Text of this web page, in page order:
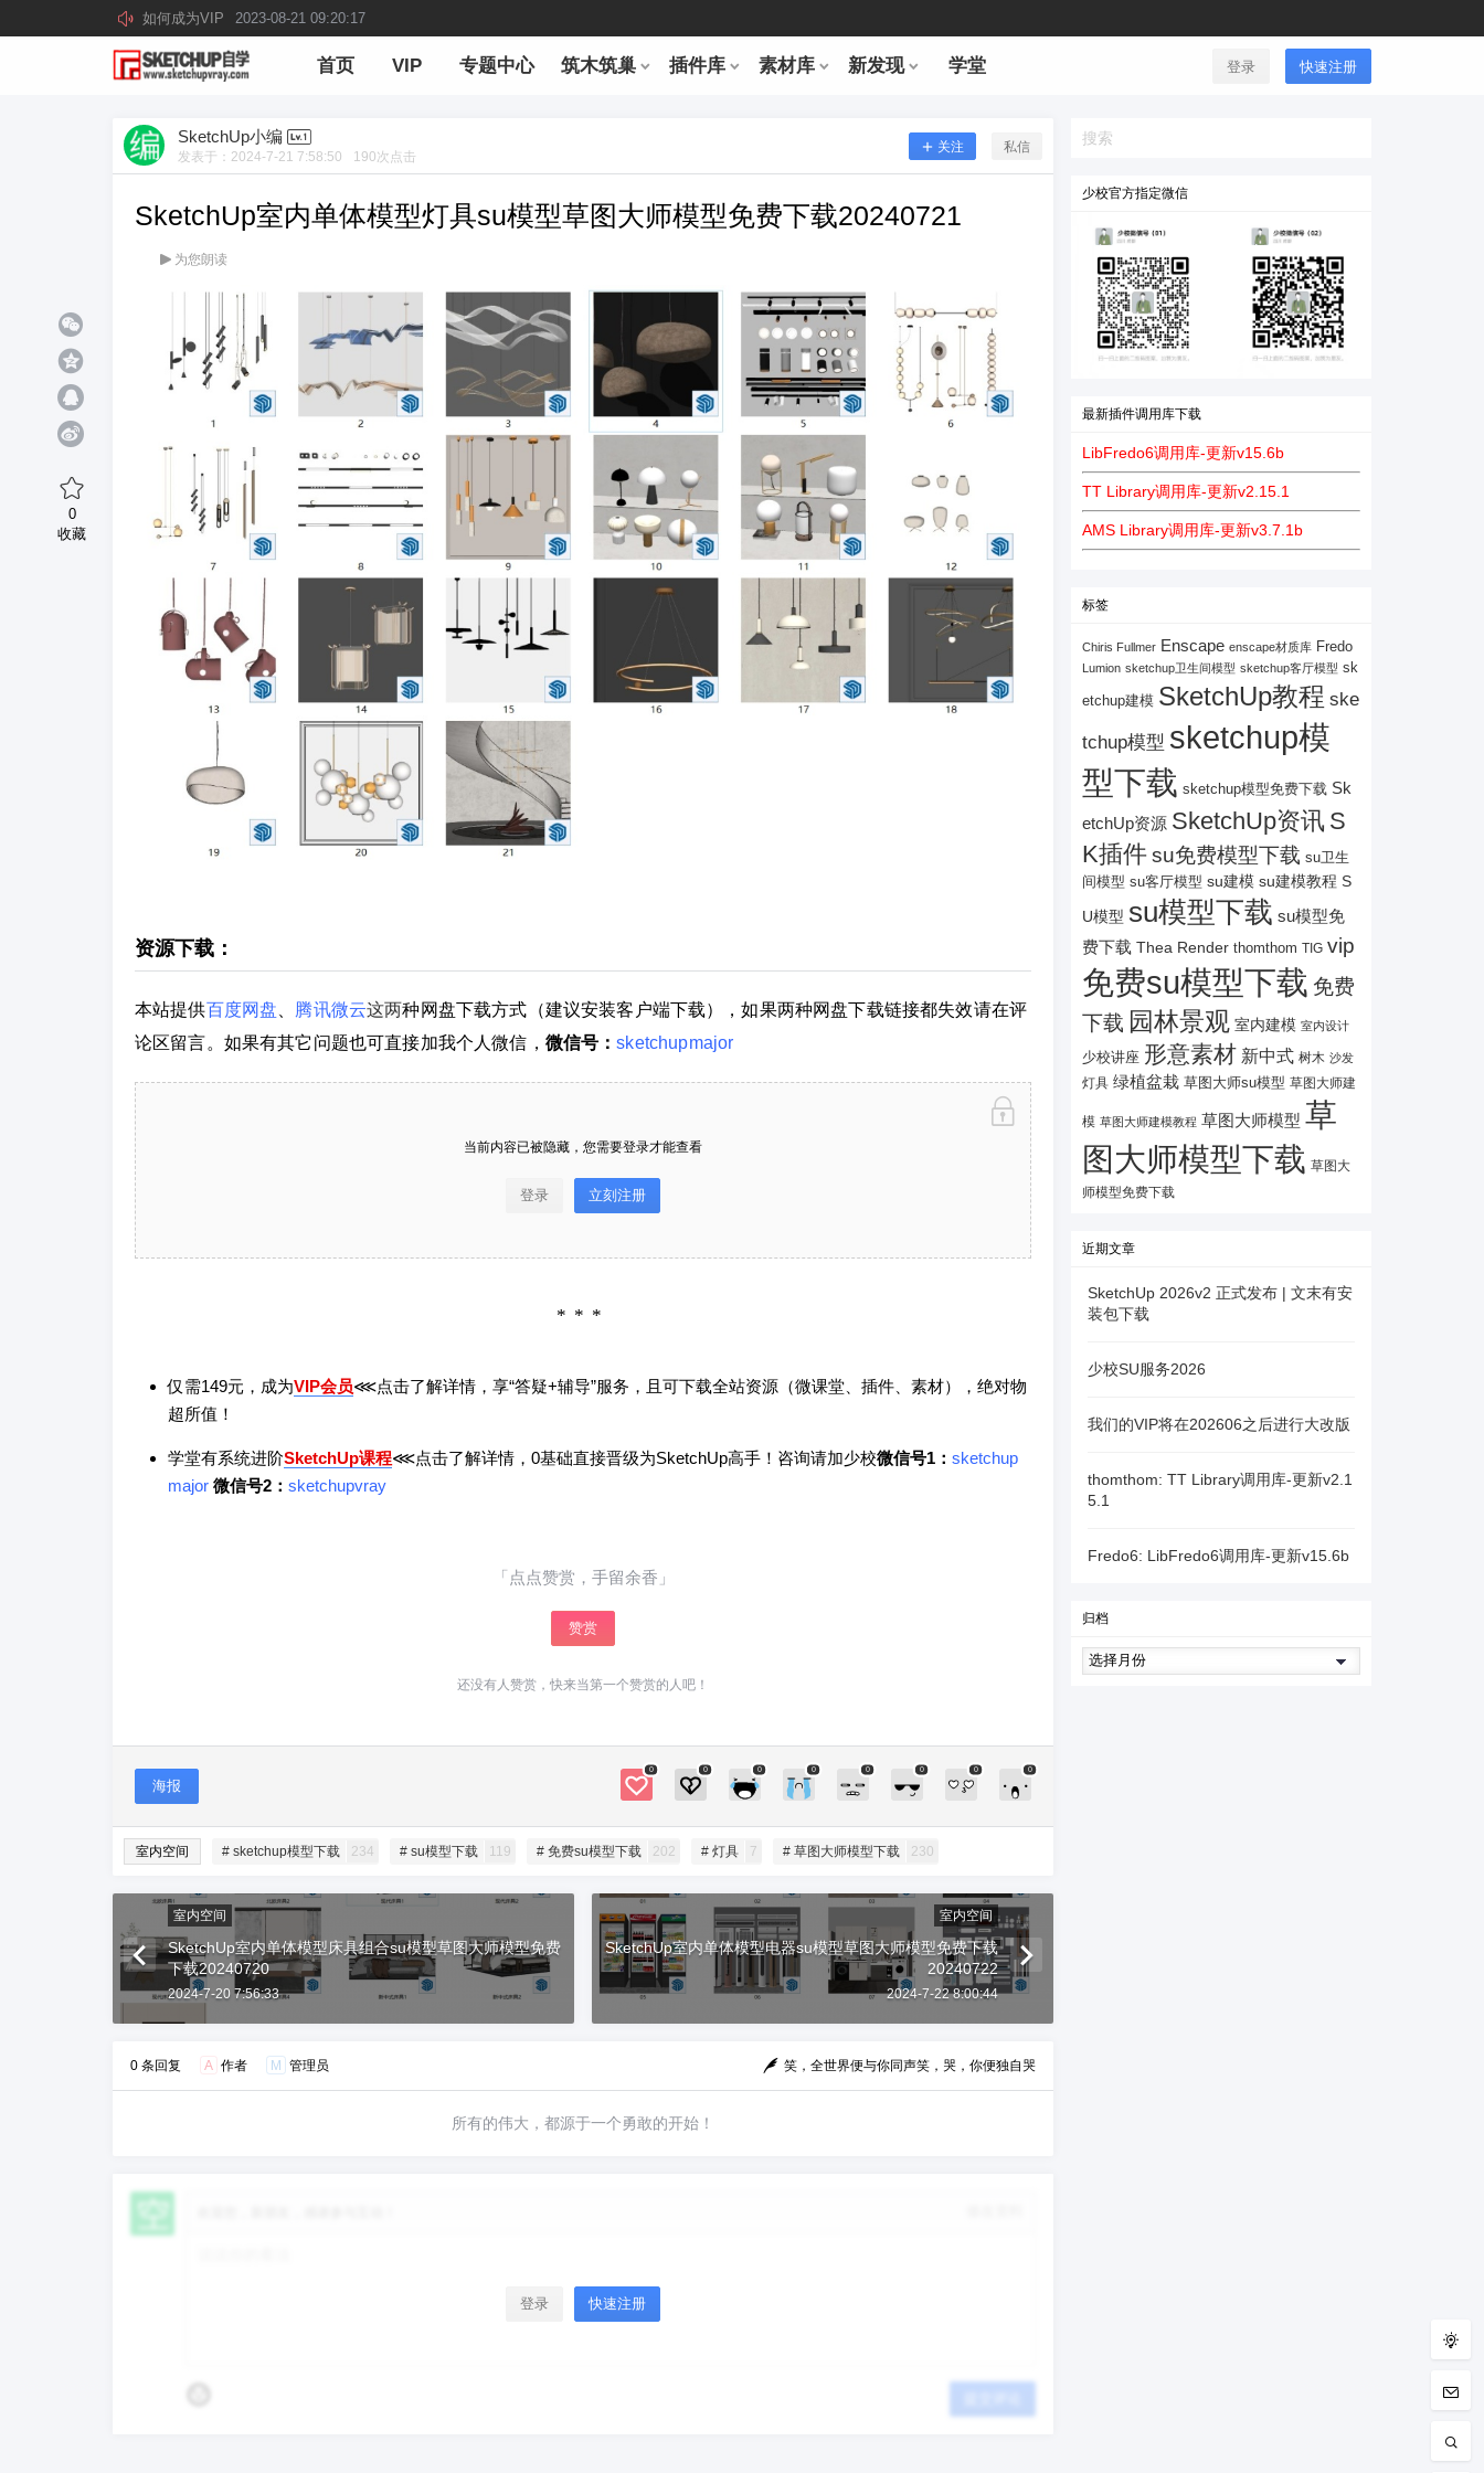
如何成为VIP 2023-08-21 09:20:17
首页 VIP 专题中心 筑木筑巢 插件库 素材库 新发现 学堂 登录 快速注册
SketchUp小编
发表于： 2024-7-21 7:58:50 190次点击
关注 私信
SketchUp室内单体模型灯具su模型草图大师模型免费下载20240721
为您朗读
资源下载：
本站提供百度网盘 腾讯微云这两种网盘下载方式（建议安装客户端下载），如果两种网盘下载链接都失效请在评
论区留言。如果有其它问题也可直接加我个人微信， 微信号：sketchupmajor
当前内容已被隐藏，您需要登录才能查看
登录 立刻注册
仅需149元，成为VIP会员⋘点击了解详情，享“答疑+辅导”服务，且可下载全站资源（微课堂、插件、素材），绝对物
超所值！
学堂有系统进阶SketchUp课程⋘点击了解详情，0基础直接晋级为SketchUp高手！咨询请加少校微信号1： sketchup
major 微信号2： sketchupvray
0
收藏
「点点赞赏，手留余香」
赞赏
还没有人赞赏，快来当第一个赞赏的人吧！
海报
0 0 0 0 0 0 0 0
室内空间 # sketchup模型下载 234 # su模型下载 119 # 免费su模型下载 202 # 灯具 7 # 草图大师模型下载 230
SketchUp室内单体模型灯具su
模型草图大师模型免费下载202
40721
资源下载： 本站提供百度网盘、腾讯微云这两种
其它问题也可直接加我个人微信，微信号：sketc
资源（微课堂、插件、素材），绝对物超所值！
学堂有系统进阶SketchUp课程⋘点击了解详
情，0基础直接晋级为SketchUp高手！咨询请加
pvray 0 收藏
扫描二维码继续阅读
20 元
室内空间
SketchUp室内单体模型床具组合su模型草图大师模型免费
下载20240720
2024-7-20 7:56:33
室内空间
SketchUp室内单体模型电器su模型草图大师模型免费下载
20240722
2024-7-22 8:00:44
0 条回复 A 作者 M 管理员 笑，全世界便与你同声笑，哭，你便独自哭
所有的伟大，都源于一个勇敢的开始！
登录 快速注册
少校官方指定微信
最新插件调用库下载
LibFredo6调用库-更新v15.6b
TT Library调用库-更新v2.15.1
AMS Library调用库-更新v3.7.1b
标签
Chiris Fullmer Enscape enscape材质库 Fredo
Lumion sketchup卫生间模型 sketchup客厅模型 sk
etchup建模 SketchUp教程 ske
tchup模型 sketchup模
型下载 sketchup模型免费下载 Sk
etchUp资源 SketchUp资讯 S
K插件su免费模型下载 su卫生
间模型 su客厅模型 su建模 su建模教程 S
U模型 su模型下载 su模型免
费下载 Thea Render thomthom TIG vip
免费su模型下载 免费
下载 园林景观 室内建模 室内设计
少校讲座 形意素材 新中式 树木 沙发
灯具 绿植盆栽 草图大师su模型 草图大师建
模 草图大师建模教程 草图大师模型 草
图大师模型下载 草图大
师模型免费下载
近期文章
SketchUp 2026v2 正式发布 | 文末有安
装包下载
少校SU服务2026
我们的VIP将在202606之后进行大改版
thomthom: TT Library调用库-更新v2.1
5.1
Fredo6: LibFredo6调用库-更新v15.6b
归档
您没有权限发布内容，请购买会员或者提升权